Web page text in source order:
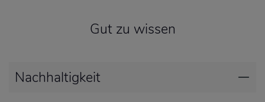
Gut zu wissen
Nachhaltigkeit